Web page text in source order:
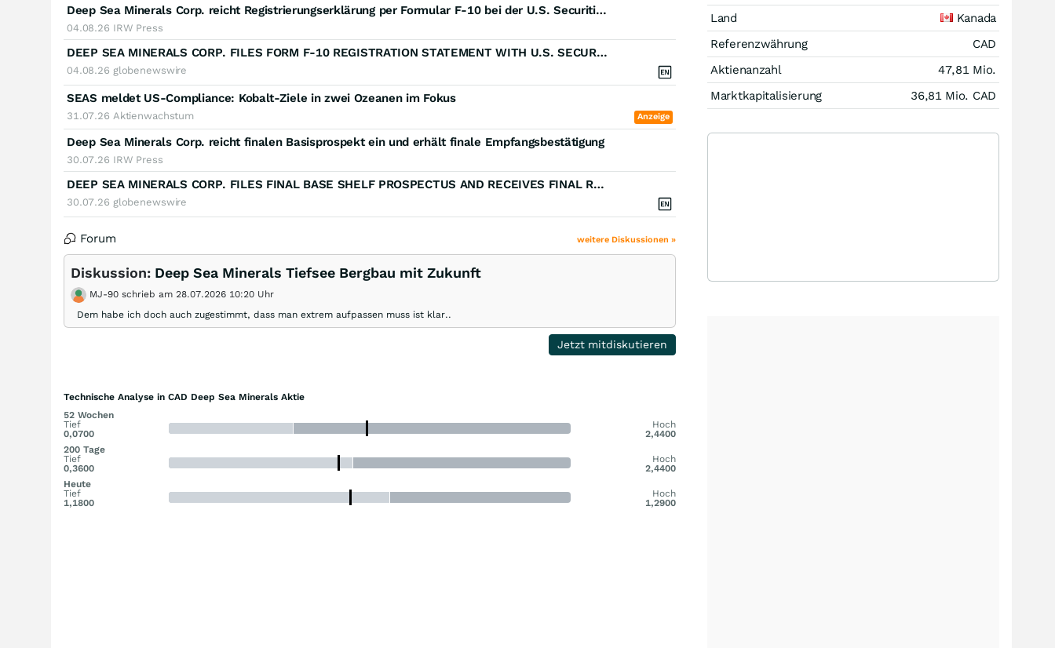
Deep Sea Minerals Corp. reicht Registrierungserklärung per Formular F-10 bei der U.S. Securities and Exchange Commission ein und wird zu einem berichtspflichtigen Unternehmen nach US-Vorschriften
04.08.26 IRW Press
DEEP SEA MINERALS CORP. FILES FORM F-10 REGISTRATION STATEMENT WITH U.S. SECURITIES AND EXCHANGE COMMISSION BECOMING A U.S. REPORTING COMPANY
04.08.26 globenewswire
SEAS meldet US-Compliance: Kobalt-Ziele in zwei Ozeanen im Fokus
31.07.26 Aktienwachstum Anzeige
Deep Sea Minerals Corp. reicht finalen Basisprospekt ein und erhält finale Empfangsbestätigung
30.07.26 IRW Press
DEEP SEA MINERALS CORP. FILES FINAL BASE SHELF PROSPECTUS AND RECEIVES FINAL RECEIPT
30.07.26 globenewswire
Forum weitere Diskussionen »
Diskussion: Deep Sea Minerals Tiefsee Bergbau mit Zukunft
MJ-90 schrieb am 28.07.2026 10:20 Uhr
Dem habe ich doch auch zugestimmt, dass man extrem aufpassen muss ist klar..
Jetzt mitdiskutieren
Technische Analyse in CAD Deep Sea Minerals Aktie
52 Wochen
Tief
0,0700
Hoch
2,4400
200 Tage
Tief
0,3600
Hoch
2,4400
Heute
Tief
1,1800
Hoch
1,2900
Land
Kanada
Referenzwährung
CAD
Aktienanzahl
47,81 Mio.
Marktkapitalisierung
36,81 Mio. CAD